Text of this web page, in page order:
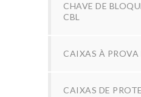
CHAVE DE
CBL
CAIXAS À PROVA
CAIXAS DE